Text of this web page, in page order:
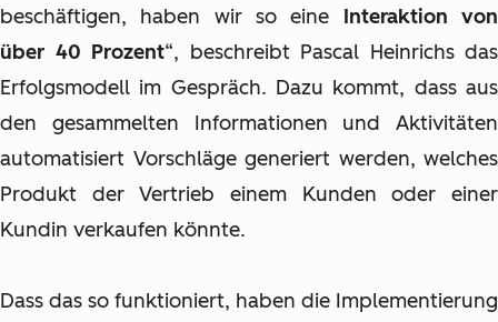
beschäftigen, haben wir so eine Interaktion von
über 40 Prozent“, beschreibt Pascal Heinrichs das
Erfolgsmodell im Gespräch. Dazu kommt, dass aus
den gesammelten Informationen und Aktivitäten
automatisiert Vorschläge generiert werden, welches
Produkt der Vertrieb einem Kunden oder einer
Kundin verkaufen könnte.
Dass das so funktioniert, haben die Implementierung